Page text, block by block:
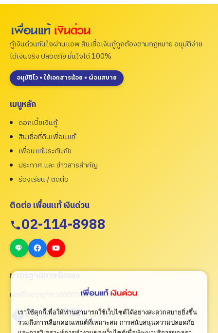
กู้เงินด่วนทันใจผ่านแอพ สินเชื่อเงินกู้ถูกต้องตามกฎหมาย อนุมัติง่าย
ได้เงินจริง ปลอดภัย มั่นใจได้ 100%
อนุมัติไว • ใช้เอกสารน้อย • ผ่อนสบาย
เมนูหลัก
ดอกเบี้ยเงินกู้
สินเชื่อที่ดินเพื่อนแท้
เพื่อนแท้ประกันภัย
ประกาศ และ ข่าวสารสำคัญ
ร้องเรียน / ติดต่อ
ติดต่อ เพื่อนแท้ เงินด่วน
02-114-8988
มาตรฐานการรับรอง
เลขที่ใบอนุญาต ว00007/2565
เราใช้คุกกี้เพื่อให้ท่านสามารถใช้เว็บไซต์ได้อย่างสะดวกสบายยิ่งขึ้น
รวมถึงการเลือกคอนเทนต์ที่เหมาะสม การสนับสนุนความปลอดภัย